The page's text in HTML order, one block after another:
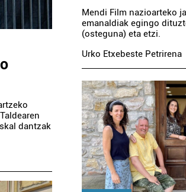
dantzak
Mendi Film nazioarteko
emanaldiak egingo
(osteguna) eta etzi.
Urko Etxebeste Petrirena